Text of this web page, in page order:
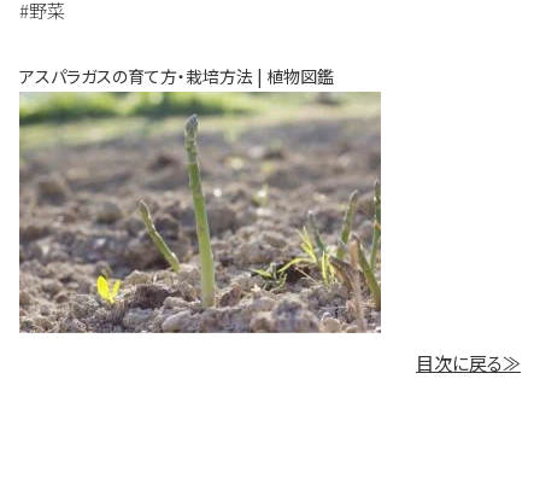
#野菜
アスパラガスの育て方・栽培方法 | 植物図鑑
目次に戻る≫